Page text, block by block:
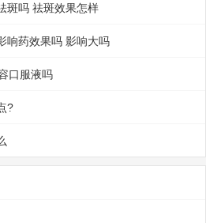
斑吗 祛斑效果怎样
响药效果吗 影响大吗
口服液吗
?